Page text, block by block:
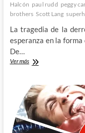
Halcón paul rudd peggy
brothers Scott Lang
La tragedia de la
esperanza en la forma
De…
Ver másAvengers:
El
espectacular
y
emocionante
fin